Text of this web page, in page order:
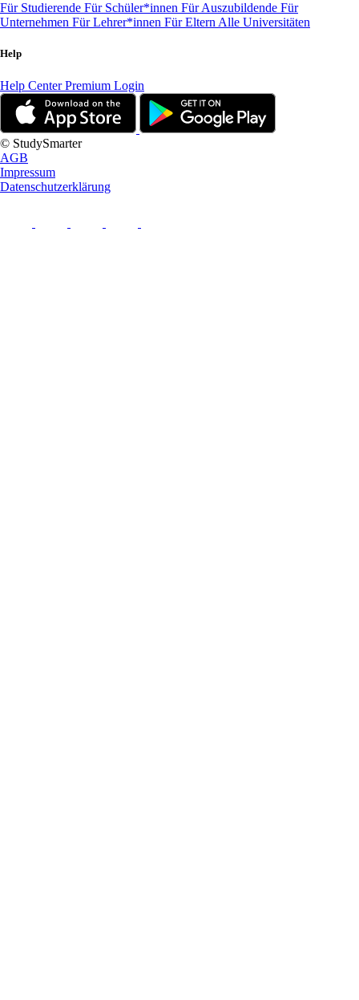
Für Studierende Für Schüler*innen Für Auszubildende Für
Unternehmen Für Lehrer*innen Für Eltern Alle Universitäten
Help
Help CenterPremium Login
© StudySmarter
AGB
Impressum
Datenschutzerklärung